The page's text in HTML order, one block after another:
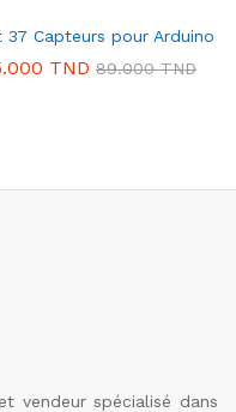
37 Capteurs pour Arduino
TND 89.000TND
vendeur spécialisé dans